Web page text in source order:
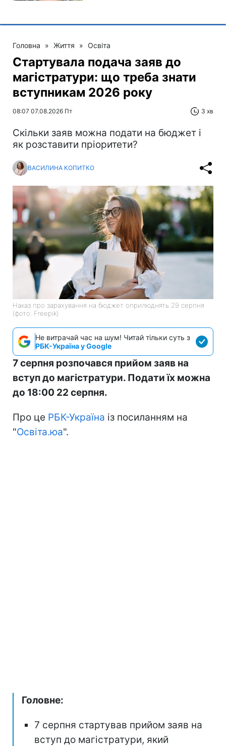
Головна » Життя » Освіта
Стартувала подача заяв до
магістратури: що треба знати
вступникам 2026 року
08:07 07.08.2026 Пт 3 хв
Скільки заяв можна подати на бюджет і
як розставити пріоритети?
ВАСИЛИНА КОПИТКО
Наказ про зарахування на бюджет оприлюднять 29 серпня
(фото: Freepik)
Не витрачай час на шум! Читай тільки суть з
РБК-Україна у Google
7 серпня розпочався прийом заяв на
вступ до магістратури. Подати їх можна
до 18:00 22 серпня.
Про це РБК-Україна із посиланням на
"Освіта.юа".
Головне:
7 серпня стартував прийом заяв на
вступ до магістратури, який